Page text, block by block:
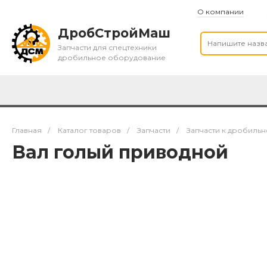
О компании
ДробСтройМаш
Запчасти для спецтехники
дробильное оборудование
Главная / Каталог товаров / Запчасти / Запчасти к
Вал голый приводной